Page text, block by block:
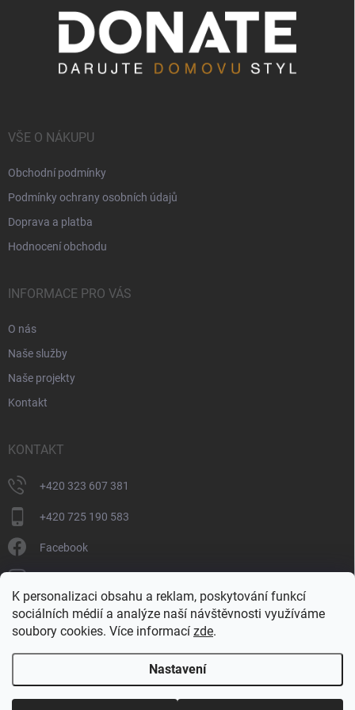
K personalizaci obsahu a reklam, poskytování funkcí
sociálních médií a analýze naší návštěvnosti využíváme
soubory cookies. Více informací zde.
Nastavení
VŠE O NÁKUPU
Obchodní podmínky
Podmínky ochrany osobních údajů
Doprava a platba
Hodnocení obchodu
INFORMACE PRO VÁS
O nás
Naše služby
Naše projekty
Kontakt
KONTAKT
+420 323 607 381
+420 725 190 583
Facebook
+420 725 190 583
Copyright 2026DONATE. Všechna práva vyhrazena.Upravit nastavení